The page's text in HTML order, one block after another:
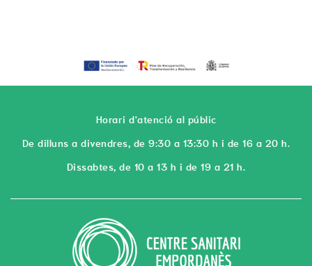
Horari d'atenció al públic
De dilluns a divendres, de 9:30 a 13:30 h i de 16 a 20 h.
Dissabtes, de 10 a 13 h i de 19 a 21 h.